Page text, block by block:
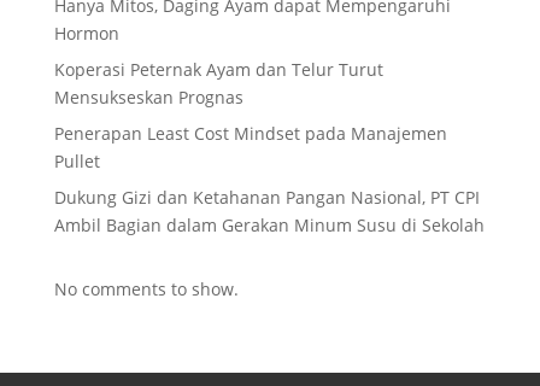
Hanya Mitos, Daging Ayam dapat Mempengaruhi
Hormon
Koperasi Peternak Ayam dan Telur Turut
Mensukseskan Prognas
Penerapan Least Cost Mindset pada Manajemen
Pullet
Dukung Gizi dan Ketahanan Pangan Nasional, PT CPI
Ambil Bagian dalam Gerakan Minum Susu di Sekolah
No comments to show.